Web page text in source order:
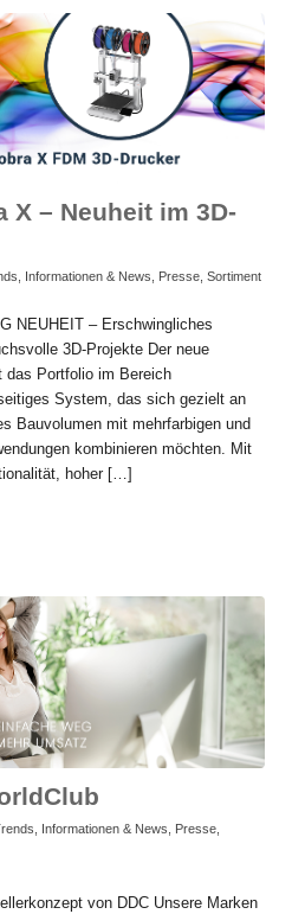
X – Neuheit im 3D-
Informationen & News Presse, Sortiment
NEUHEIT – Erschwingliches
3D-Projekte Der neue
das Portfolio im Bereich
System, das sich gezielt an
Bauvolumen mit mehrfarbigen und
kombinieren möchten. Mit
hoher […]
Informationen & News Presse,
von DDC Unsere Marken